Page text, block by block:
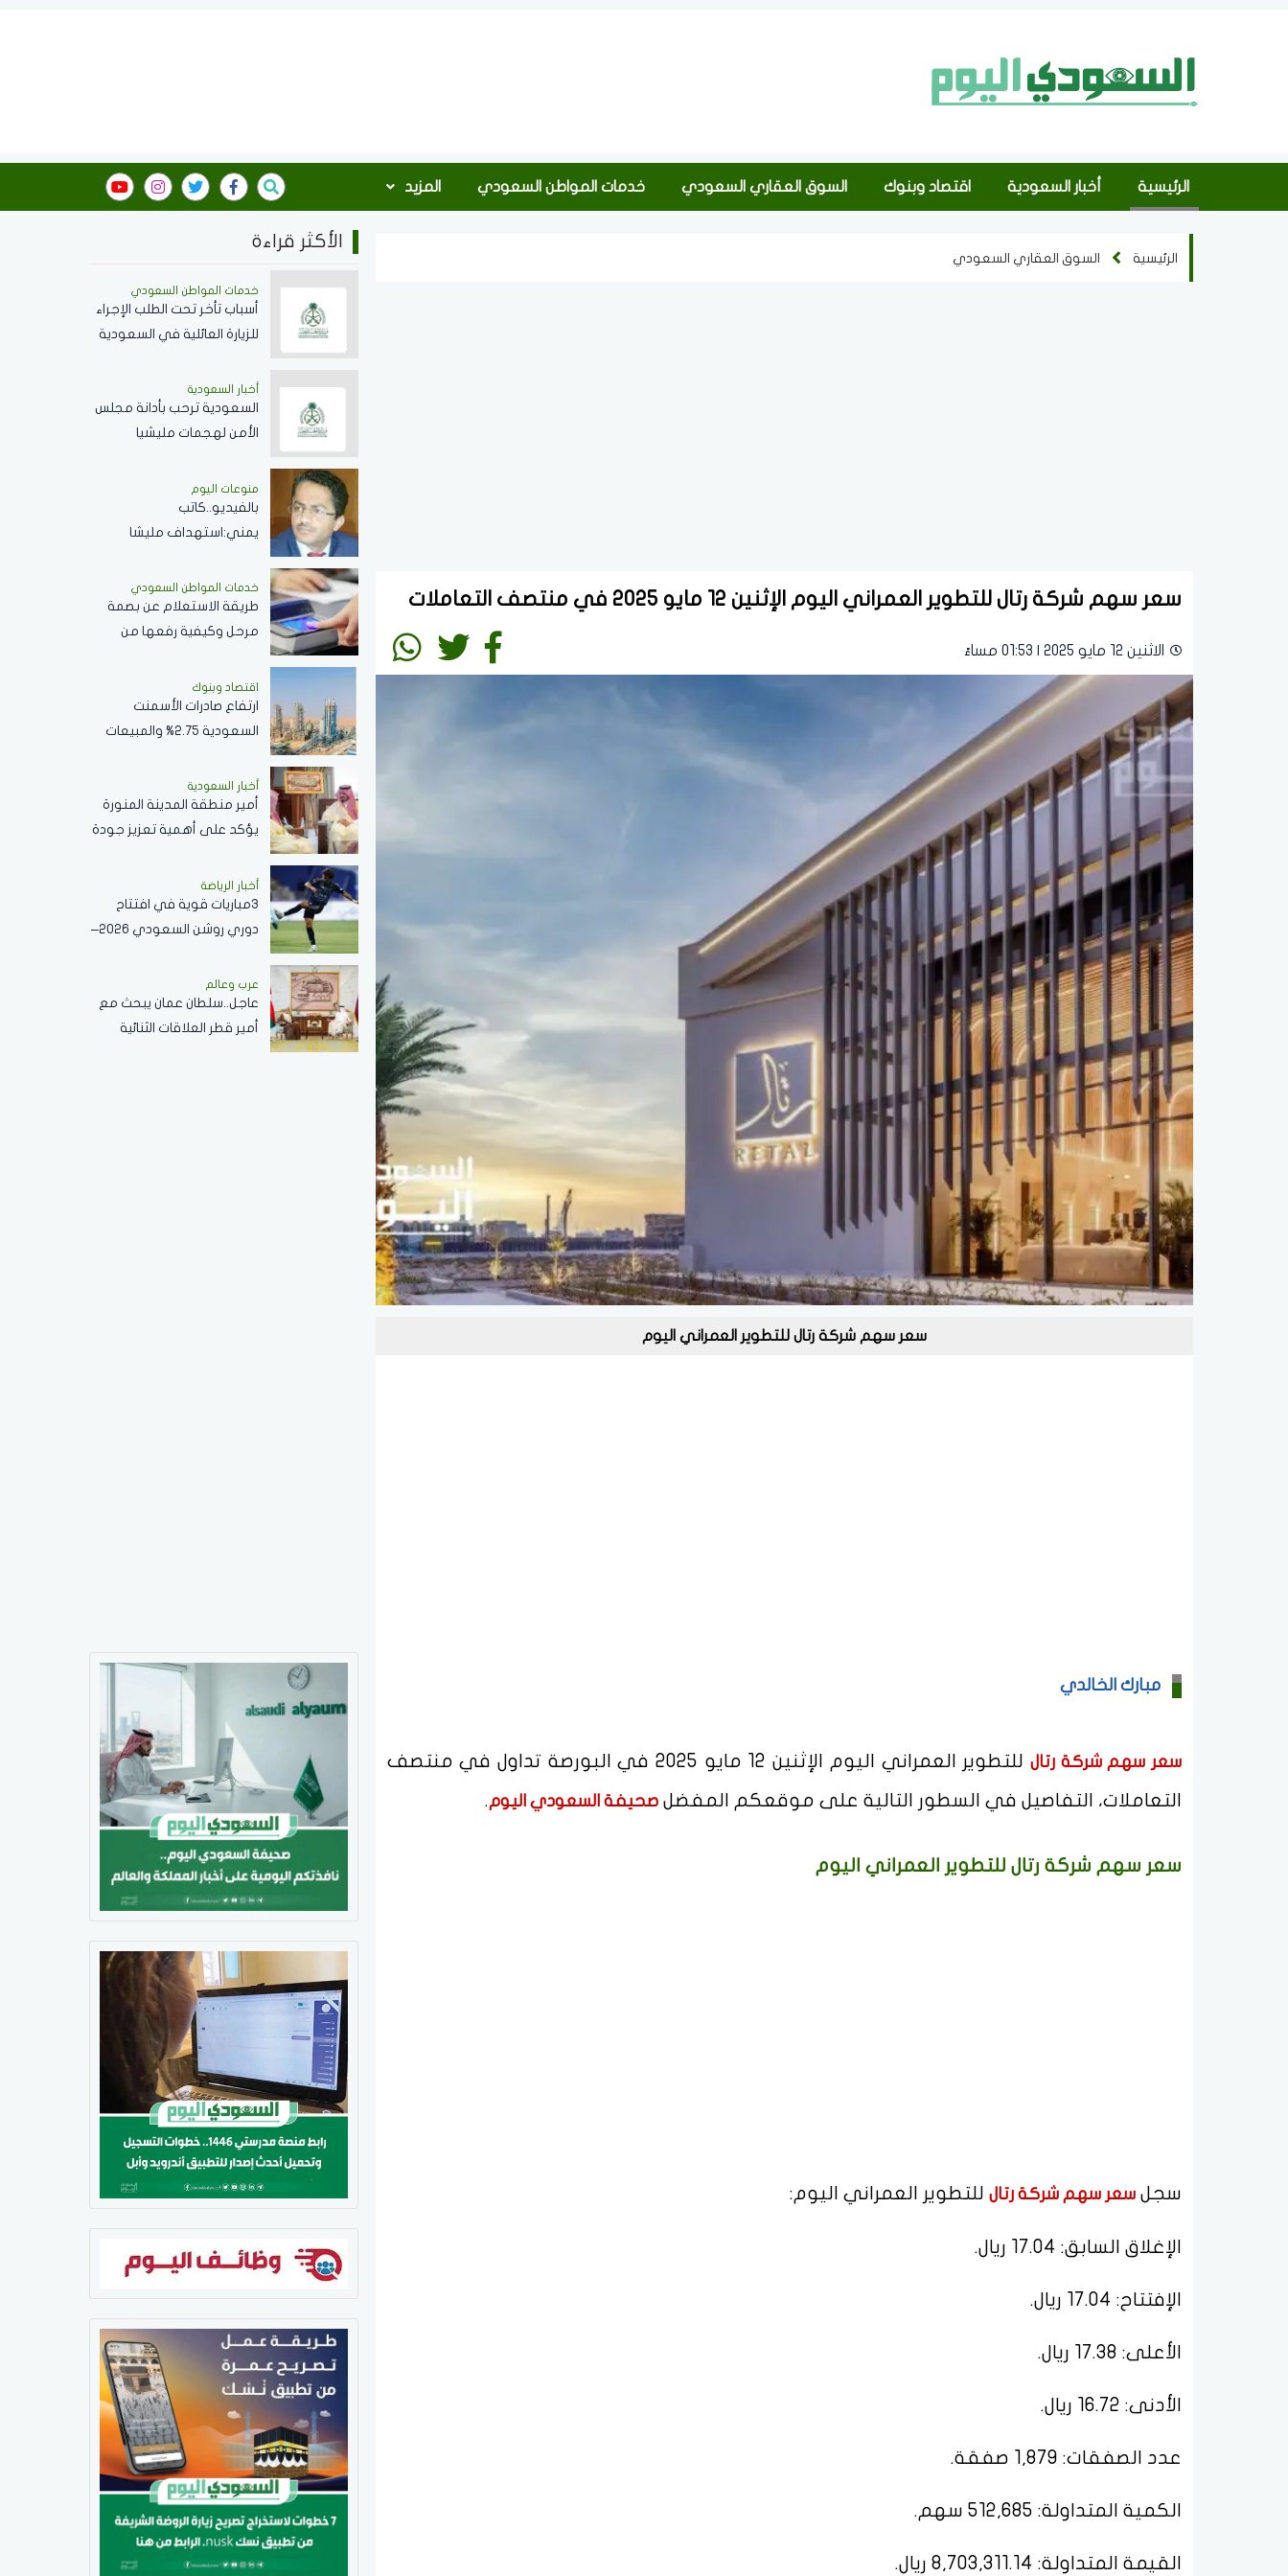
الرئيسية أخبار السعودية اقتصاد وبنوك السوق العقاري السعودي خدمات المواطن السعودي المزيد
الرئيسية السوق العقاري السعودي
سعر سهم شركة رتال للتطوير العمراني اليوم الإثنين 12 مايو 2025 في منتصف التعاملات
الاثنين 12 مايو 2025 | 01:53 مساءً
سعر سهم شركة رتال للتطوير العمراني اليوم
مبارك الخالدي
سعر سهم شركة رتال
للتطوير العمراني اليوم الإثنين 12 مايو 2025 في البورصة تداول في منتصف
التعاملات، التفاصيل في السطور التالية على موقعكم المفضل صحيفة السعودي اليوم.
سعر سهم شركة رتال للتطوير العمراني اليوم
سجل سعر سهم شركة رتال للتطوير العمراني اليوم:
الإغلاق السابق: 17.04 ريال.
الإفتتاح: 17.04 ريال.
الأعلى: 17.38 ريال.
الأدنى: 16.72 ريال.
عدد الصفقات: 1,879 صفقة.
الكمية المتداولة: 512,685 سهم.
القيمة المتداولة: 8,703,311.14 ريال.
الأكثر قراءة
خدمات المواطن السعودي
أسباب تأخر تحت الطلب الإجراء
للزيارة العائلية في السعودية
أخبار السعودية
السعودية ترحب بأدانة مجلس
الأمن لهجمات مليشيا
حازم تجاه الممارسات المهددة
لأمن المنطقة
منوعات اليوم
بالفيديو..كاتب
يمني:استهداف مليشا
لجرها لحرب شاملة
خدمات المواطن السعودي
طريقة الاستعلام عن بصمة
مرحل وكيفية رفعها من
التفاصيل
اقتصاد وبنوك
ارتفاع صادرات الأسمنت
السعودية 2.75% والمبيعات
أخبار السعودية
أمير منطقة المدينة المنورة
يؤكد على أهمية تعزيز جودة
النبوي ..فيديو
أخبار الرياضة
3مباريات قوية في افتتاح
دوري روشن السعودي 2026–
عرب وعالم
عاجل..سلطان عمان يبحث مع
أمير قطر العلاقات الثنائية